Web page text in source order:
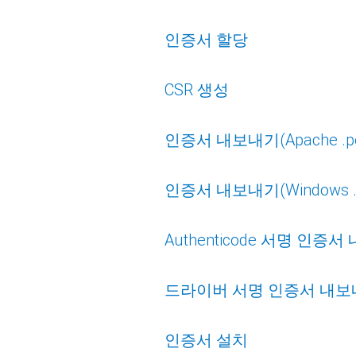
인증서 할당
CSR 생성
인증서 내보내기(Apache
인증서 내보내기(Windows
Authenticode 서명 인증서
드라이버 서명 인증서 내보
인증서 설치